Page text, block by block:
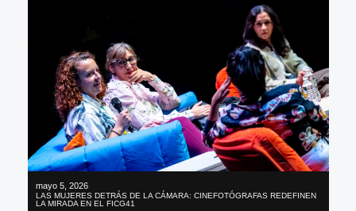
mayo 5, 2026
LAS MUJERES DETRÁS DE LA CÁMARA: CINEFOTÓGRAFAS REDEFINEN
LA MIRADA EN EL FICG41